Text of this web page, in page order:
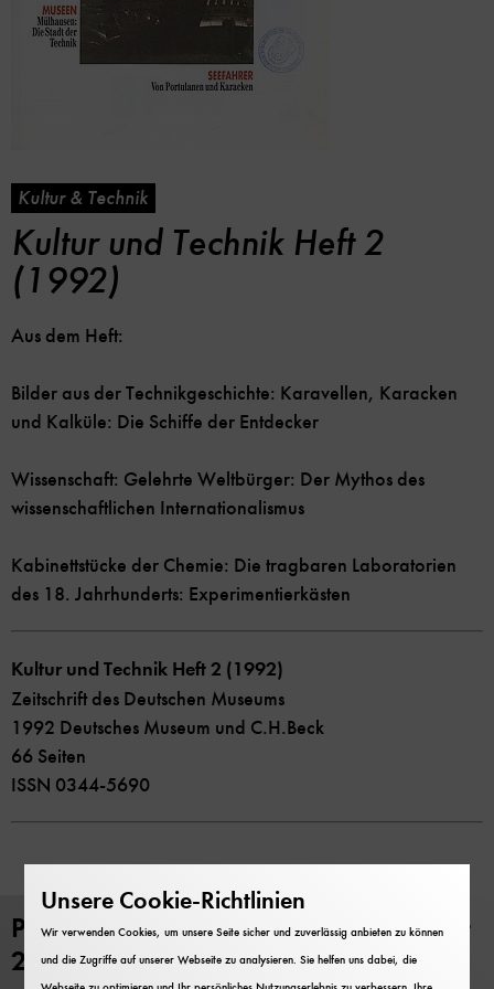
Kultur & Technik
Kultur und Technik Heft 2
(1992)
Aus dem Heft:
Bilder aus der Technikgeschichte: Karavellen, Karacken
und Kalküle: Die Schiffe der Entdecker
Wissenschaft: Gelehrte Weltbürger: Der Mythos des
wissenschaftlichen Internationalismus
Kabinettstücke der Chemie: Die tragbaren Laboratorien
des 18. Jahrhunderts: Experimentierkästen
Kultur und Technik Heft 2 (1992)
Zeitschrift des Deutschen Museums
1992 Deutsches Museum und C.H.Beck
66 Seiten
ISSN 0344-5690
PDF Download: Kultur und Technik Heft
2, 1992
Unsere Cookie-Richtlinien
Wir verwenden Cookies, um unsere Seite sicher und zuverlässig anbieten zu können
und die Zugriffe auf unserer Webseite zu analysieren. Sie helfen uns dabei, die